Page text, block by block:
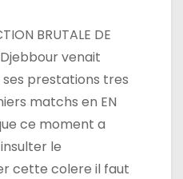
BRUTALE DE
venait
prestations tres
matchs en EN
ce moment a
le
cette colere il faut